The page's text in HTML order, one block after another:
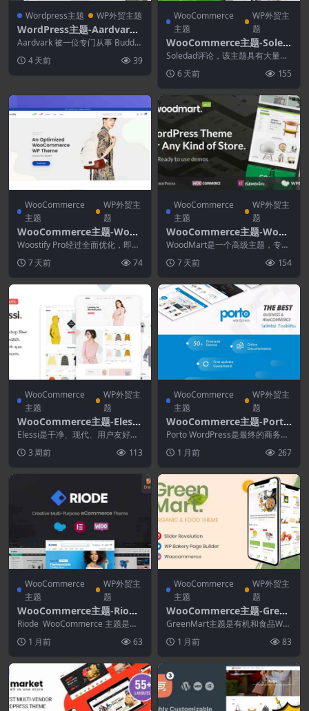
Wordpress主题 WP外贸主题
WordPress主题-Aardvark
4.7.2–社区.会员.BuddyPres
s主题
Aardvark 被一位专门从事 Buddy
地...4 天前 39
WooCommerce
主题
WP外贸主
题
WooCommerce主题-Soled
ad 8.7.5-多用途.报纸.博客和
WooCommerce WordPres
s主题
Soledad评论，该主题具有大量功
自定义网站。然...
6 天前 155
WooCommerce
主题
WP外贸主
题
WooCommerce主题-Woos
tify Pro 1.9.3-WooComme
rce插件
Woostify Pro经过全面优化，即使
的网站保...
7 天前 74
WooCommerce
主题
WP外贸主
题
WooCommerce主题-Wood
Mart 8.5.7-多用途WooCom
merce主题
WoodMart是一个高级主题，专为
优化...7 天前 154
WooCommerce
主题
WP外贸主
题
WooCommerce主题-Elessi
6.6.2-WooCommerce AJA
X WordPress主题
Elessi是干净、现代、用户友好的
功能...3 周前 113
WooCommerce
主题
WP外贸主
题
WooCommerce主题-Porto
7.9.1–多用途和WooComme
rce主题
Porto WordPress是最终的商务和
1 月前 267
WooCommerce
主题
WP外贸主
题
WooCommerce主题-Riode
1.6.30-多用途WooCommer
ce主题
Riode WooCommerce 主题是终
1 月前 63
WooCommerce
主题
WP外贸主
题
WooCommerce主题-Green
Mart 4.3.1-有机食品WooCo
mmerce WordPress主题
GreenMart主题是有机和食品Wo
定义，...
1 月前 83